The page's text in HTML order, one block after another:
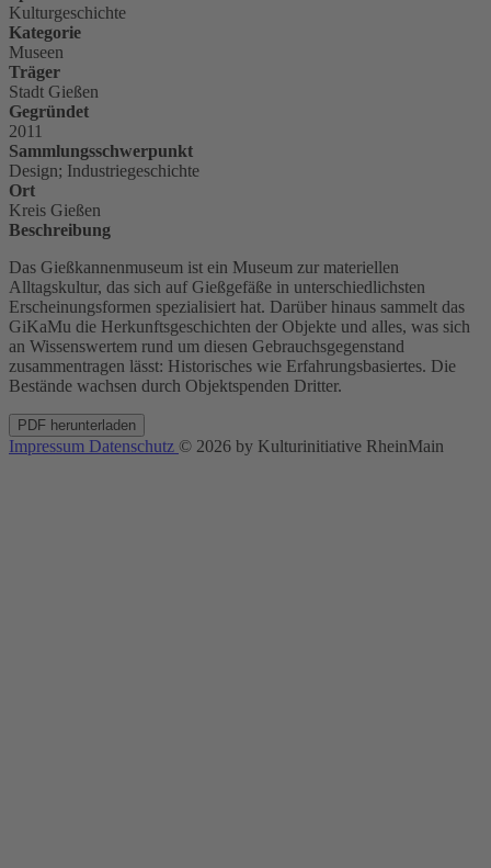
Kulturgeschichte
Kategorie
Museen
Träger
Stadt Gießen
Gegründet
2011
Sammlungsschwerpunkt
Design; Industriegeschichte
Ort
Kreis Gießen
Beschreibung
Das Gießkannenmuseum ist ein Museum zur materiellen
Alltagskultur, das sich auf Gießgefäße in unterschiedlichsten
Erscheinungsformen spezialisiert hat. Darüber hinaus sammelt das
GiKaMu die Herkunftsgeschichten der Objekte und alles, was sich
an Wissenswertem rund um diesen Gebrauchsgegenstand
zusammentragen lässt: Historisches wie Erfahrungsbasiertes. Die
Bestände wachsen durch Objektspenden Dritter.
PDF herunterladen
Impressum Datenschutz © 2026 by Kulturinitiative RheinMain